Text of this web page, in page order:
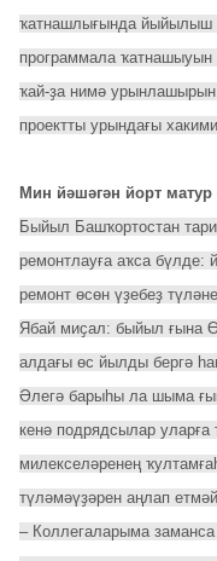
ҡатнашлығында йыйылыш
программала ҡатнашыуын
ҡай-ҙа нимә
проектты урындағы
Мин йәшәгән йорт
Быйыл Башҡортостан
ремонтлауға аҡса
ремонт өсөн үҙебеҙ
Ябай миҫал: быйыл ғына
алдағы өс йылды бергә
Әлегә барыһы ла шыма
кенә подрядсылар
милекселәренең
түләмәүҙәрен аңлап
– Коллегаларыма